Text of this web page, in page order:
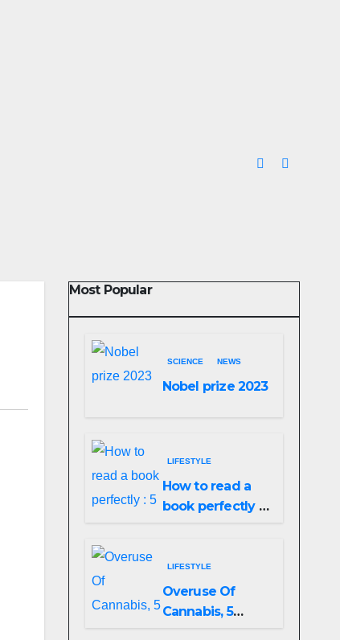
Most Popular
SCIENCE NEWS
Nobel prize 2023
LIFESTYLE
How to read a
book perfectly :
LIFESTYLE
Overuse Of
Cannabis, 5